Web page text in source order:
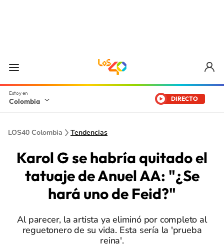
Colombia DIRECTO
LOS40 Colombia Tendencias
Karol G se habría quitado el
tatuaje de Anuel AA: "¿Se
hará uno de Feid?"
Al parecer, la artista ya eliminó por completo al
reguetonero de su vida. Esta sería la 'prueba
reina'.